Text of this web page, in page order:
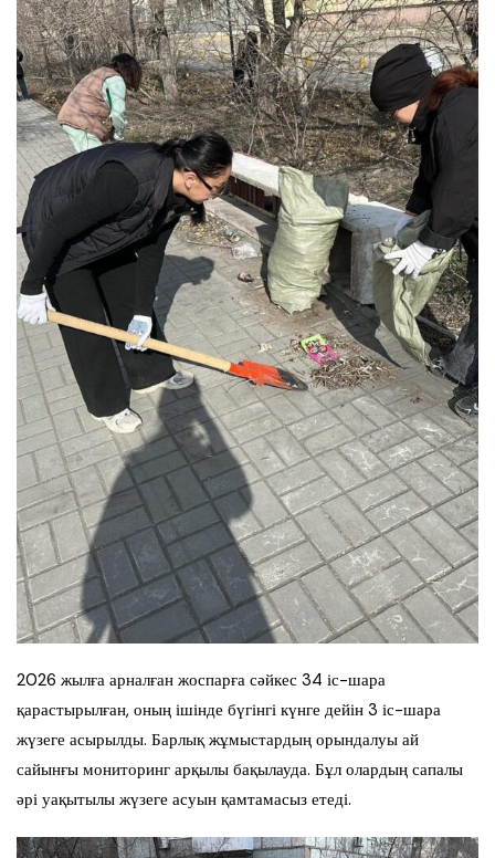
2026 жылға арналған жоспарға сәйкес 34 іс-шара
қарастырылған, оның ішінде бүгінгі күнге дейін 3 іс-шара
жүзеге асырылды. Барлық жұмыстардың орындалуы ай
сайынғы мониторинг арқылы бақылауда. Бұл олардың сапалы
әрі уақытылы жүзеге асуын қамтамасыз етеді.